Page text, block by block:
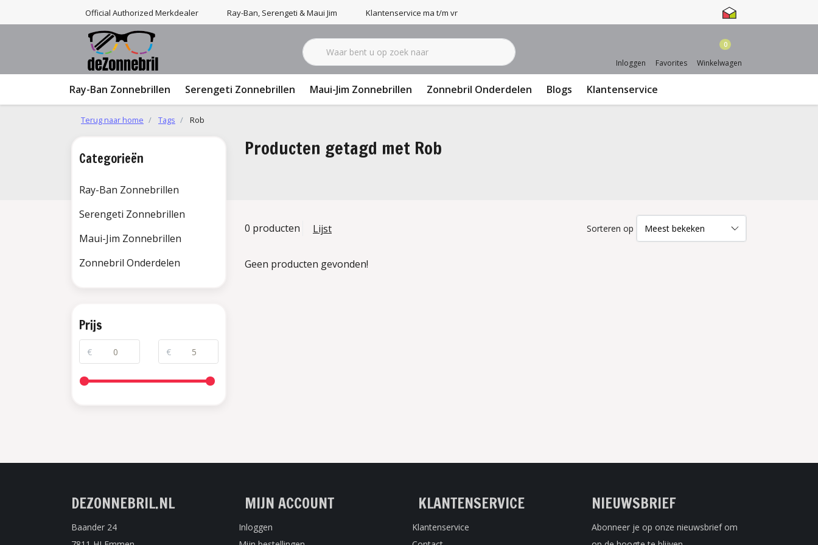
Official Authorized Merkdealer Ray-Ban, Serengeti & Maui Jim Klantenservice ma t/m vr 9-17u
Inloggen Favorites
0
Winkelwagen
Ray-Ban Zonnebrillen Serengeti Zonnebrillen Maui-Jim Zonnebrillen Zonnebril Onderdelen Blogs Klantenservice
Terug naar home Tags Rob
Producten getagd met Rob
0 producten Lijst Sorteren op
Geen producten gevonden!
Categorieën
Ray-Ban Zonnebrillen
Serengeti Zonnebrillen
Maui-Jim Zonnebrillen
Zonnebril Onderdelen
Prijs
€ €
DEZONNEBRIL.NL
Baander 24
MIJN ACCOUNT
Inloggen
KLANTENSERVICE
Klantenservice
NIEUWSBRIEF
Abonneer je op onze nieuwsbrief om